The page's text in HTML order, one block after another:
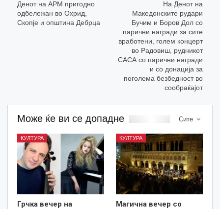
Денот на АРМ пригодно
одбележан во Охрид,
Скопје и општина Дебрца
На Денот на
Македонските рудари
Бучим и Боров Дол со
парични награди за сите
вработени, голем концерт
во Радовиш, рудникот
САСА со парични награди
и со донација за
поголема безбедност во
сообраќајот
Сите
Може ќе ви се допадне
КУЛТУРА
Грчка вечер на
КУЛТУРА
Магична вечер со